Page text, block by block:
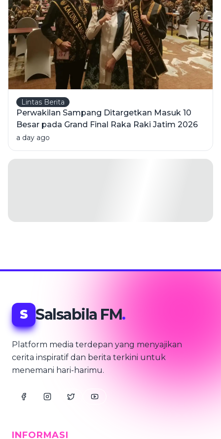
Lintas Berita
Perwakilan Sampang Ditargetkan Masuk 10
Besar pada Grand Final Raka Raki Jatim 2026
a day ago
S Salsabila FM.
Platform media terdepan yang menyajikan
cerita inspiratif dan berita terkini untuk
menemani hari-harimu.
INFORMASI